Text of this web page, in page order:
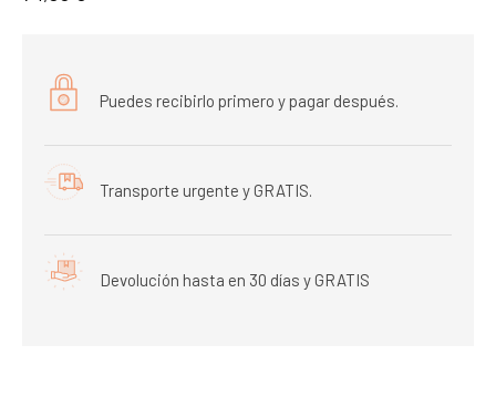
Puedes recibirlo primero y pagar después.
Transporte urgente y GRATIS.
Devolución hasta en 30 días y GRATIS